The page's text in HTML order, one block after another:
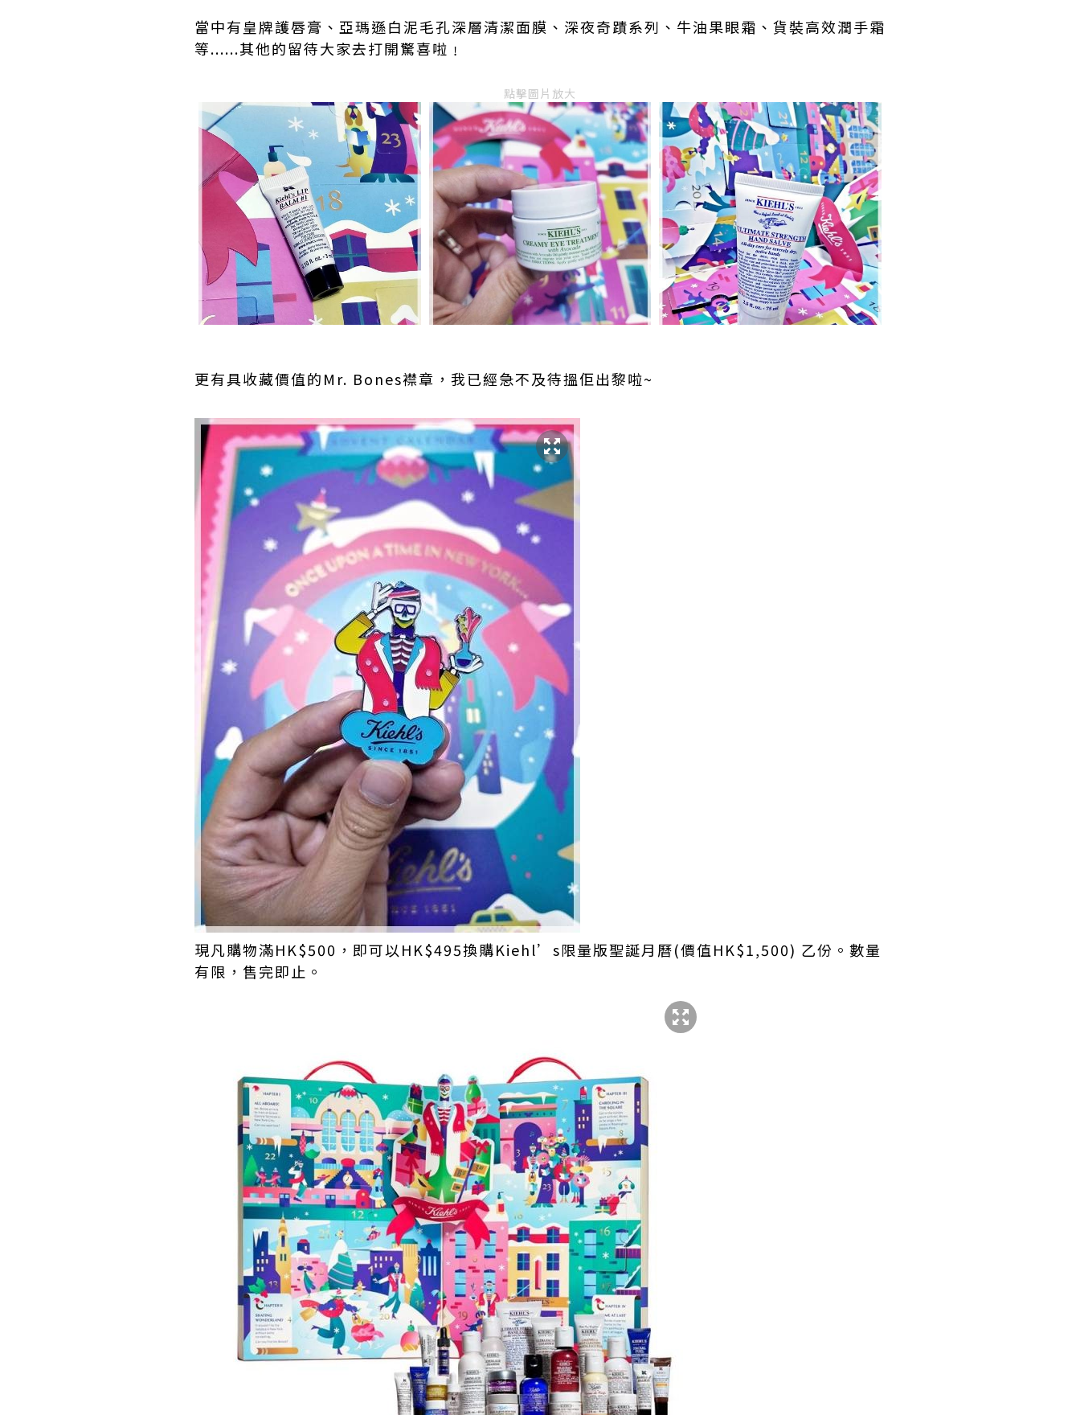
當中有皇牌護唇膏、亞瑪遜白泥毛孔深層清潔面膜、深夜奇蹟系列、牛油果眼霜、貨裝高效潤手霜
等......其他的留待大家去打開驚喜啦﹗
點擊圖片放大
更有具收藏價值的Mr. Bones襟章，我已經急不及待搵佢出黎啦~
現凡購物滿HK$500，即可以HK$495換購Kiehl’s限量版聖誕月曆(價值HK$1,500) 乙份。數量
有限，售完即止。